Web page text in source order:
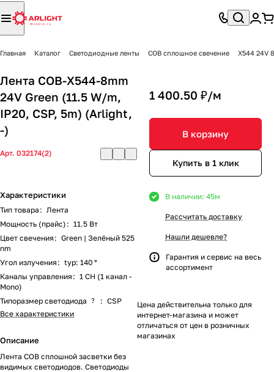
Главная Каталог Светодиодные ленты COB сплошное свечение X544 24V
Лента COB-X544-8mm
24V Green (11.5 W/m,
IP20, CSP, 5m) (Arlight,
-)
Арт. 032174(2)
Характеристики
Тип товара : Лента
Мощность (прайс) : 11.5 Вт
Цвет свечения : Green | Зелёный 525
nm
Угол излучения : typ: 140 °
Каналы управления : 1 CH (1 канал -
Mono)
Типоразмер светодиода
? : CSP
Все характеристики
Описание
Лента COB сплошной засветки без
видимых светодиодов. Светодиоды
1 400.50 ₽/м
В корзину
Купить в 1 клик
В наличии: 45м
Рассчитать доставку
Нашли дешевле?
Гарантия и сервис на весь
ассортимент
Цена действительна только для
интернет-магазина и может
отличаться от цен в розничных
магазинах